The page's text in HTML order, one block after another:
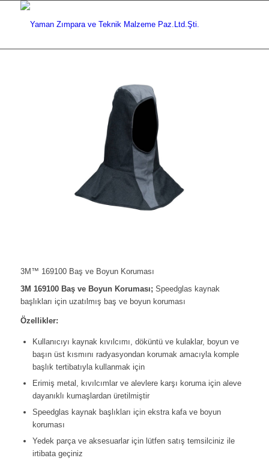
3M™ 169100 Baş ve Boyun Koruması
3M 169100 Baş ve Boyun Koruması; Speedglas kaynak
başlıkları için uzatılmış baş ve boyun koruması
Özellikler:
Kullanıcıyı kaynak kıvılcımı, döküntü ve kulaklar, boyun ve
başın üst kısmını radyasyondan korumak amacıyla komple
başlık tertibatıyla kullanmak için
Erimiş metal, kıvılcımlar ve alevlere karşı koruma için aleve
dayanıklı kumaşlardan üretilmiştir
Speedglas kaynak başlıkları için ekstra kafa ve boyun
koruması
Yedek parça ve aksesuarlar için lütfen satış temsilciniz ile
irtibata geçiniz